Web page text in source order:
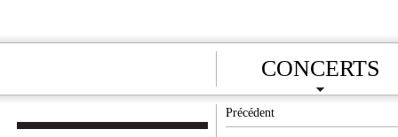
CONCERTS
Précédent